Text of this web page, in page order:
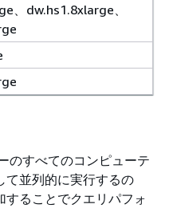
、dw.hs1.8xlarge、
のすべてのコンピューテ
て並列的に実行するの
ることでクエリパフォ